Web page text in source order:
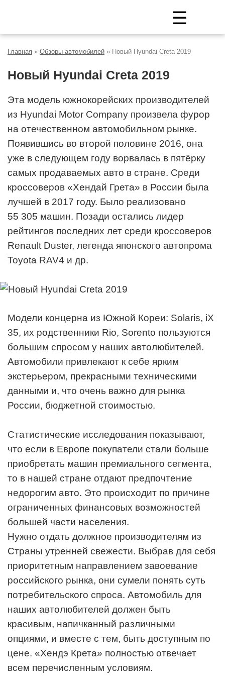
☰
Главная » Обзоры автомобилей » Новый Hyundai Creta 2019
Новый Hyundai Creta 2019
Эта модель южнокорейских производителей
из Hyundai Motor Company произвела фурор
на отечественном автомобильном рынке.
Появившись во второй половине 2016, она
уже в следующем году ворвалась в пятёрку
самых продаваемых авто в стране. Среди
кроссоверов «Хендай Грета» в России была
лучшей в 2017 году. Было реализовано
55 305 машин. Позади остались лидер
рейтингов последних лет среди кроссоверов
Renault Duster, легенда японского автопрома
Toyota RAV4 и др.
Модели концерна из Южной Кореи: Solaris, iX
35, их родственники Rio, Sorento пользуются
большим спросом у наших автолюбителей.
Автомобили привлекают к себе ярким
экстерьером, прекрасными техническими
данными и, что очень важно для рынка
России, бюджетной стоимостью.
Статистические исследования показывают,
что если в Европе покупатели стали больше
приобретать машин премиального сегмента,
то в нашей стране отдают предпочтение
недорогим авто. Это происходит по причине
ограниченных финансовых возможностей
большей части населения.
Нужно отдать должное производителям из
Страны утренней свежести. Выбрав для себя
приоритетным направлением завоевание
российского рынка, они сумели понять суть
потребительского спроса. Автомобиль для
наших автолюбителей должен быть
красивым, напичканный различными
опциями, и вместе с тем, быть доступным по
цене. «Хендэ Крета» полностью отвечает
всем перечисленным условиям.